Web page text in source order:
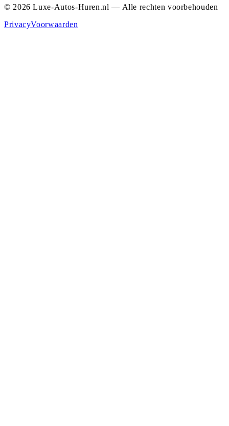
© 2026 Luxe-Autos-Huren.nl — Alle rechten voorbehouden
PrivacyVoorwaarden